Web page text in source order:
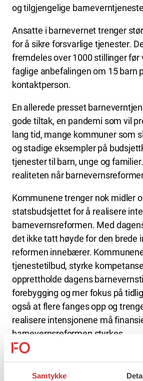
Samtykke
og tilgjengelige
Ansatte i barnevernet trenger
for å sikre forsvarlige tjenester.
fremdeles over 1000 stillinger før
faglige anbefalingen om 15 barn
kontaktperson.
En allerede presset
gode tiltak, en pandemi som vil
lang tid, mange kommuner som
og stadige eksempler på
tjenester til barn, unge og
realiteten når
Kommunene trenger nok midler
statsbudsjettet for å realisere
barnevernsreformen. Med
det ikke tatt høyde for den brede
reformen innebærer.
tjenestetilbud, styrke
opprettholde dagens
forebygging og mer fokus på
også at flere fanges opp og
realisere intensjonene må
barnevernsreformen styrkes.
Regjeringen skriver i